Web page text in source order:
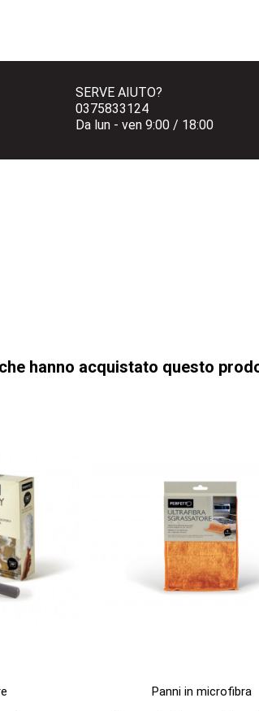
SERVE AIUTO?
0375833124
Da lun - ven 9:00 / 18:00
hanno acquistato questo
Panni in microfibra
ANTEPRIMA